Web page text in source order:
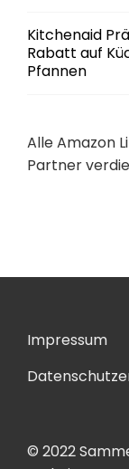
Kitchenaid
Rabatt auf
Pfannen
Alle Amazon
Partner
Impressum
© 2022